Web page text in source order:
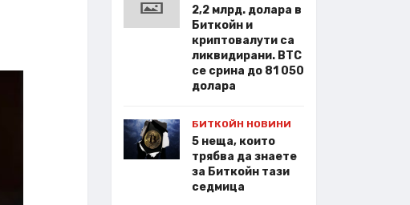
2,2 млрд. долара в
Биткойн и
криптовалути са
ликвидирани. BTC
се срина до 81 050
долара
БИТКОЙН НОВИНИ
5 неща, които
трябва да знаете
за Биткойн тази
седмица